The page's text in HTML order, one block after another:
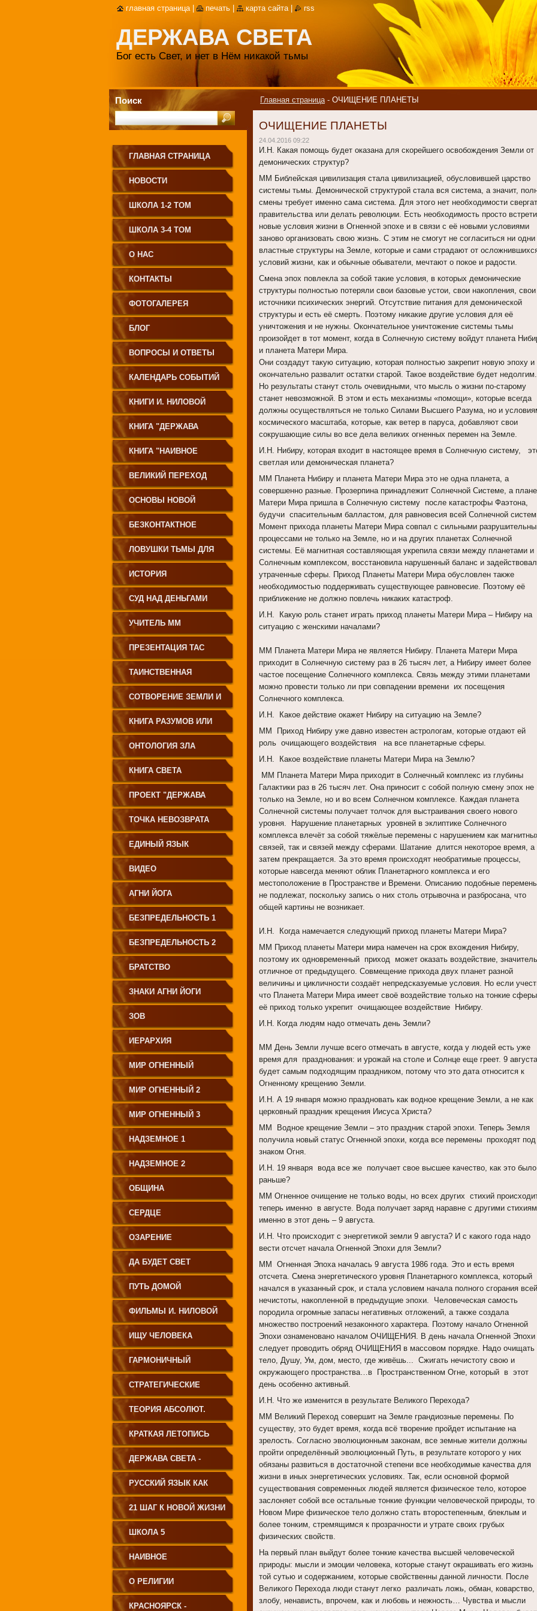
ДЕРЖАВА СВЕТА
Бог есть Свет, и нет в Нём никакой тьмы
Главная страница - ОЧИЩЕНИЕ ПЛАНЕТЫ
ОЧИЩЕНИЕ ПЛАНЕТЫ
24.04.2016 09:22
И.Н. Какая помощь будет оказана для скорейшего освобождения Земли от
демонических структур?
ММ Библейская цивилизация стала цивилизацией, обусловившей царство
системы тьмы. Демонической структурой стала вся система, а значит,
смены требует именно сама система. Для этого нет необходимости
правительства или делать революции. Есть необходимость просто
новые условия жизни в Огненной эпохе и в связи с её новыми условиями
заново организовать свою жизнь. С этим не смогут не согласиться ни одни
властные структуры на Земле, которые и сами страдают от
условий жизни, как и обычные обыватели, мечтают о покое и радости.
Смена эпох повлекла за собой такие условия, в которых демонические
структуры полностью потеряли свои базовые устои, свои накопления, свои
источники психических энергий. Отсутствие питания для демонической
структуры и есть её смерть. Поэтому никакие другие условия для её
уничтожения и не нужны. Окончательное уничтожение системы тьмы
произойдет в тот момент, когда в Солнечную систему войдут планета
и планета Матери Мира.
Они создадут такую ситуацию, которая полностью закрепит новую эпоху и
окончательно развалит остатки старой. Такое воздействие будет недолгим.
Но результаты станут столь очевидными, что мысль о жизни по-старому
станет невозможной. В этом и есть механизмы «помощи», которые всегда
должны осуществляться не только Силами Высшего Разума, но и
космического масштаба, которые, как ветер в паруса, добавляют свои
сокрушающие силы во все дела великих огненных перемен на Земле.
И.Н. Нибиру, которая входит в настоящее время в Солнечную систему,
светлая или демоническая планета?
ММ Планета Нибиру и планета Матери Мира это не одна планета, а
совершенно разные. Прозерпина принадлежит Солнечной Системе, а
Матери Мира пришла в Солнечную систему после катастрофы Фаэтона,
будучи спасительным балластом, для равновесия всей Солнечной
Момент прихода планеты Матери Мира совпал с сильными
процессами не только на Земле, но и на других планетах Солнечной
системы. Её магнитная составляющая укрепила связи между планетами и
Солнечным комплексом, восстановила нарушенный баланс и
утраченные сферы. Приход Планеты Матери Мира обусловлен также
необходимостью поддерживать существующее равновесие. Поэтому её
приближение не должно повлечь никаких катастроф.
И.Н. Какую роль станет играть приход планеты Матери Мира – Нибиру на
ситуацию с женскими началами?
ММ Планета Матери Мира не является Нибиру. Планета Матери Мира
приходит в Солнечную систему раз в 26 тысяч лет, а Нибиру имеет более
частое посещение Солнечного комплекса. Связь между этими планетами
можно провести только ли при совпадении времени их посещения
Солнечного комплекса.
И.Н. Какое действие окажет Нибиру на ситуацию на Земле?
ММ Приход Нибиру уже давно известен астрологам, которые отдают ей
роль очищающего воздействия на все планетарные сферы.
И.Н. Какое воздействие планеты Матери Мира на Землю?
ММ Планета Матери Мира приходит в Солнечный комплекс из глубины
Галактики раз в 26 тысяч лет. Она приносит с собой полную смену эпох не
только на Земле, но и во всем Солнечном комплексе. Каждая планета
Солнечной системы получает толчок для выстраивания своего нового
уровня. Нарушение планетарных уровней в эклиптике Солнечного
комплекса влечёт за собой тяжёлые перемены с нарушением как
связей, так и связей между сферами. Шатание длится некоторое время, а
затем прекращается. За это время происходят необратимые процессы,
которые навсегда меняют облик Планетарного комплекса и его
местоположение в Пространстве и Времени. Описанию подобные
не подлежат, поскольку запись о них столь отрывочна и разбросана, что
общей картины не возникает.
И.Н. Когда намечается следующий приход планеты Матери Мира?
ММ Приход планеты Матери мира намечен на срок вхождения Нибиру,
поэтому их одновременный приход может оказать воздействие,
отличное от предыдущего. Совмещение прихода двух планет разной
величины и цикличности создаёт непредсказуемые условия. Но если
что Планета Матери Мира имеет своё воздействие только на тонкие
её приход только укрепит очищающее воздействие Нибиру.
И.Н. Когда людям надо отмечать день Земли?
ММ День Земли лучше всего отмечать в августе, когда у людей есть уже
время для празднования: и урожай на столе и Солнце еще греет. 9 августа
будет самым подходящим праздником, потому что это дата относится к
Огненному крещению Земли.
И.Н. А 19 января можно праздновать как водное крещение Земли, а не как
церковный праздник крещения Иисуса Христа?
ММ Водное крещение Земли – это праздник старой эпохи. Теперь Земля
получила новый статус Огненной эпохи, когда все перемены проходят под
знаком Огня.
И.Н. 19 января вода все же получает свое высшее качество, как это было
раньше?
ММ Огненное очищение не только воды, но всех других стихий
теперь именно в августе. Вода получает заряд наравне с другими
именно в этот день – 9 августа.
И.Н. Что происходит с энергетикой земли 9 августа? И с какого года надо
вести отсчет начала Огненной Эпохи для Земли?
ММ Огненная Эпоха началась 9 августа 1986 года. Это и есть время
отсчета. Смена энергетического уровня Планетарного комплекса, который
начался в указанный срок, и стала условием начала полного сгорания всей
нечистоты, накопленной в предыдущие эпохи. Человеческая самость
породила огромные запасы негативных отложений, а также создала
множество построений незаконного характера. Поэтому начало Огненной
Эпохи ознаменовано началом ОЧИЩЕНИЯ. В день начала Огненной Эпохи
следует проводить обряд ОЧИЩЕНИЯ в массовом порядке. Надо очищать
тело, Душу, Ум, дом, место, где живёшь... Сжигать нечистоту свою и
окружающего пространства…в Пространственном Огне, который в этот
день особенно активный.
И.Н. Что же изменится в результате Великого Перехода?
ММ Великий Переход совершит на Земле грандиозные перемены. По
существу, это будет время, когда всё творение пройдет испытание на
зрелость. Согласно эволюционным законам, все земные жители должны
пройти определённый эволюционный Путь, в результате которого у них
обязаны развиться в достаточной степени все необходимые качества для
жизни в иных энергетических условиях. Так, если основной формой
существования современных людей является физическое тело, которое
заслоняет собой все остальные тонкие функции человеческой природы, то
Новом Мире физическое тело должно стать второстепенным, блеклым и
более тонким, стремящимся к прозрачности и утрате своих грубых
физических свойств.
На первый план выйдут более тонкие качества высшей человеческой
природы: мысли и эмоции человека, которые станут окрашивать его жизнь
той сутью и содержанием, которые свойственны данной личности. После
Великого Перехода люди станут легко различать ложь, обман, коварство,
злобу, ненависть, впрочем, как и любовь и нежность… Чувства и мысли
ГЛАВНАЯ СТРАНИЦА
НОВОСТИ
ШКОЛА 1-2 ТОМ
ШКОЛА 3-4 ТОМ
О НАС
КОНТАКТЫ
ФОТОГАЛЕРЕЯ
БЛОГ
ВОПРОСЫ И ОТВЕТЫ
КАЛЕНДАРЬ СОБЫТИЙ
КНИГИ И. НИЛОВОЙ
КНИГА "ДЕРЖАВА
СВЕТА
КНИГА "НАИВНОЕ
СВЕТОПРЕСТАВЛЕНИЕ"
ВЕЛИКИЙ ПЕРЕХОД
ОСНОВЫ НОВОЙ
ЦИВИЛИЗАЦИИ
БЕЗКОНТАКТНОЕ
ЗЕМЛЕДЕЛИЕ
ЛОВУШКИ ТЬМЫ ДЛЯ
МОЛОДЁЖИ
ИСТОРИЯ
ПРОИСХОЖДЕНИЯ
РУССКОГО НАРОДА
СУД НАД ДЕНЬГАМИ
УЧИТЕЛЬ ММ
ПРЕЗЕНТАЦИЯ ТАС
ТАИНСТВЕННАЯ
СИБИРЬ
СОТВОРЕНИЕ ЗЕМЛИ И
ЕЁ ЖИТЕЛЕЙ
КНИГА РАЗУМОВ ИЛИ
ПОЛЕЙ
ОНТОЛОГИЯ ЗЛА
КНИГА СВЕТА
ПРОЕКТ "ДЕРЖАВА
СВЕТА"
ТОЧКА НЕВОЗВРАТА
ЕДИНЫЙ ЯЗЫК
ЧЕЛОВЕЧЕСТВА
ВИДЕО
АГНИ ЙОГА
БЕЗПРЕДЕЛЬНОСТЬ 1
БЕЗПРЕДЕЛЬНОСТЬ 2
БРАТСТВО
ЗНАКИ АГНИ ЙОГИ
ЗОВ
ИЕРАРХИЯ
МИР ОГНЕННЫЙ
МИР ОГНЕННЫЙ 2
МИР ОГНЕННЫЙ 3
НАДЗЕМНОЕ 1
НАДЗЕМНОЕ 2
ОБЩИНА
СЕРДЦЕ
ОЗАРЕНИЕ
ДА БУДЕТ СВЕТ
ПУТЬ ДОМОЙ
ФИЛЬМЫ И. НИЛОВОЙ
ИЩУ ЧЕЛОВЕКА
ГАРМОНИЧНЫЙ
ЧЕЛОВЕК
СТРАТЕГИЧЕСКИЕ
ЧЕРТЫ УКЛАДА
ГОСУДАРСТВА
ПРИНЦИПИАЛЬНО
НОВОГО ТИПА
ТЕОРИЯ АБСОЛЮТ.
СВЕТА
КРАТКАЯ ЛЕТОПИСЬ
ЧЕЛОВЕЧЕСТВА
ДЕРЖАВА СВЕТА -
ВЕНЕЦ ЧЕЛОВЕЧЕСТВА
РУССКИЙ ЯЗЫК КАК
ЧАСТЬ МАТРИЦЫ
ТВОРЕНИЯ
21 ШАГ К НОВОЙ ЖИЗНИ
ШКОЛА 5
НАИВНОЕ
СВЕТОПРЕДСТАВЛЕНИЕ
О РЕЛИГИИ
КРАСНОЯРСК -
Поиск
главная страница печать карта сайта rss